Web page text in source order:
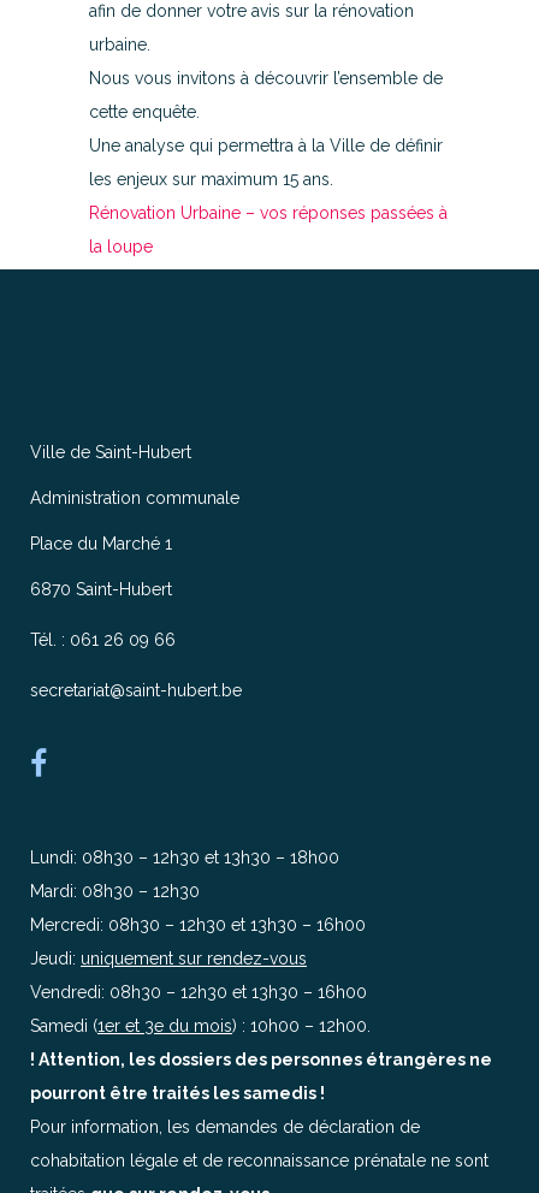
afin de donner votre avis sur la rénovation
urbaine.
Nous vous invitons à découvrir l’ensemble de
cette enquête.
Une analyse qui permettra à la Ville de définir
les enjeux sur maximum 15 ans.
Rénovation Urbaine – vos réponses passées à
la loupe
Ville de Saint-Hubert
Administration communale
Place du Marché 1
6870 Saint-Hubert
Tél. : 061 26 09 66
secretariat@saint-hubert.be
Lundi: 08h30 – 12h30 et 13h30 – 18h00
Mardi: 08h30 – 12h30
Mercredi: 08h30 – 12h30 et 13h30 – 16h00
Jeudi: uniquement sur rendez-vous
Vendredi: 08h30 – 12h30 et 13h30 – 16h00
Samedi (1er et 3e du mois) : 10h00 – 12h00.
! Attention, les dossiers des personnes étrangères ne
pourront être traités les samedis !
Pour information, les demandes de déclaration de
cohabitation légale et de reconnaissance prénatale ne sont